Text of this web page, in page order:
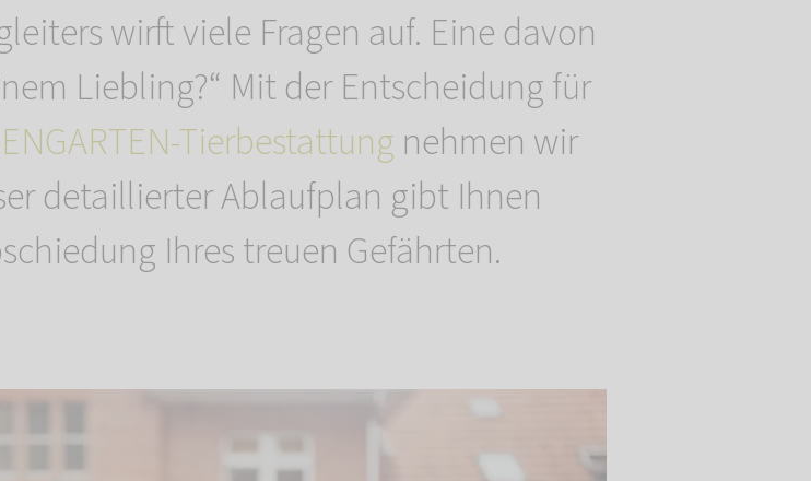
wirft viele Fragen auf. Eine davon
Liebling?“ Mit der Entscheidung für
Tierbestattung nehmen wir
detaillierter Ablaufplan gibt Ihnen
Ihres treuen Gefährten.